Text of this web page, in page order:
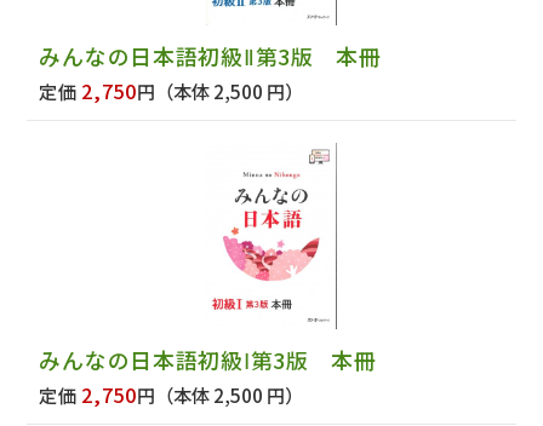
みんなの日本語初級Ⅱ第3版 本冊
定価 2,750円 （本体 2,500 円）
みんなの日本語初級Ⅰ第3版 本冊
定価 2,750円 （本体 2,500 円）